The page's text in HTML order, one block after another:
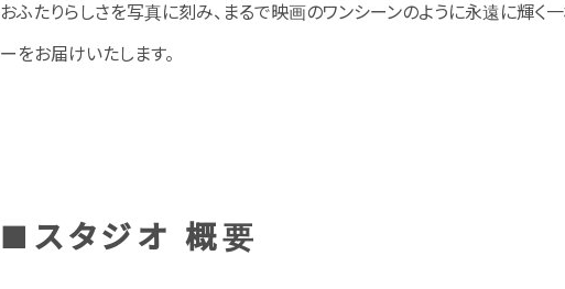
おふたりらしさを写真に刻み、まるで映画のワンシーンのように永遠に輝く
ーをお届けいたします。
■スタジオ 概要